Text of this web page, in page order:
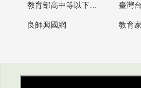
教育部高中等以下學校及幼兒園教師資格檢定考試
良師興國網
教育家